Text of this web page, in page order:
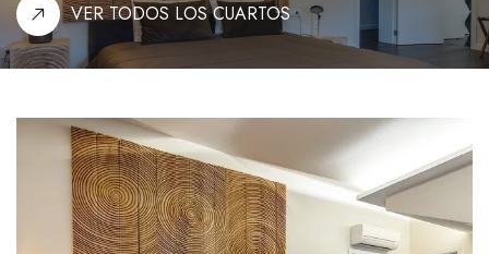
VER TODOS LOS CUARTOS